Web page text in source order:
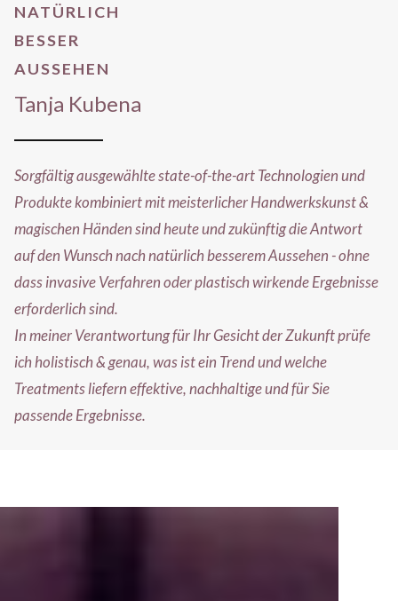
NATÜRLICH
BESSER
AUSSEHEN
Tanja Kubena
Sorgfältig ausgewählte state-of-the-art Technologien und
Produkte kombiniert mit meisterlicher Handwerkskunst &
magischen Händen sind heute und zukünftig die Antwort
auf den Wunsch nach natürlich besserem Aussehen - ohne
dass invasive Verfahren oder plastisch wirkende Ergebnisse
erforderlich sind.
In meiner Verantwortung für Ihr Gesicht der Zukunft prüfe
ich holistisch & genau, was ist ein Trend und welche
Treatments liefern effektive, nachhaltige und für Sie
passende Ergebnisse.